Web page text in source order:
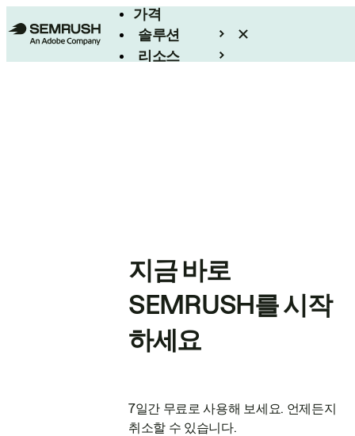
가격
솔루션
리소스
지금 바로
SEMRUSH를 시작
하세요
7일간 무료로 사용해 보세요. 언제든지
취소할 수 있습니다.